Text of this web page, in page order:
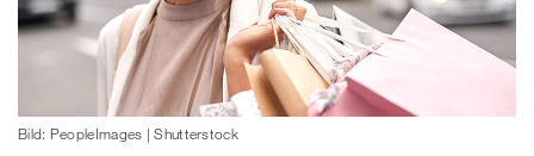
Bild: PeopleImages | Shutterstock